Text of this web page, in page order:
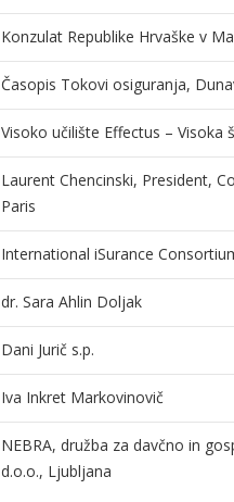
Konzulat Republike Hrvaške v
Časopis Tokovi osiguranja,
Visoko učilište Effectus – Visoka
Laurent Chencinski, President,
Paris
International iSurance
dr. Sara Ahlin Doljak
Dani Jurič s.p.
Iva Inkret Markovinovič
NEBRA, družba za davčno in
d.o.o., Ljubljana